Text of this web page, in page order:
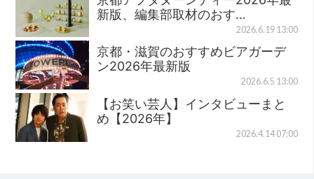
新版、編集部取材のおす…
2026.6.19 13:00
京都・滋賀のおすすめビアガーデ
ン2026年最新版
2026.6.5 13:00
【お笑い芸人】インタビューまと
め【2026年】
2026.4.14 07:00